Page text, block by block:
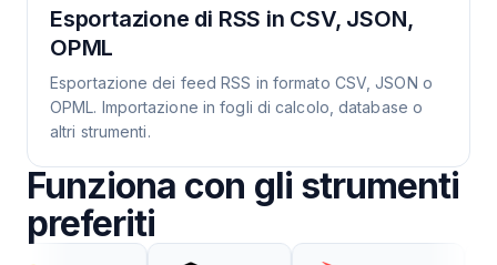
Esportazione di RSS in CSV, JSON,
OPML
Esportazione dei feed RSS in formato CSV, JSON o
OPML. Importazione in fogli di calcolo, database o
altri strumenti.
Funziona con gli strumenti
preferiti